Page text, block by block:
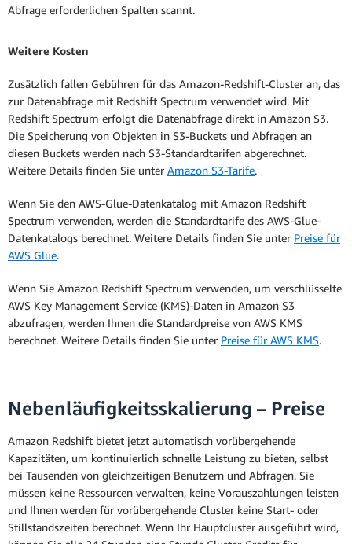
Abfrage erforderlichen Spalten scannt.
Weitere Kosten
Zusätzlich fallen Gebühren für das Amazon-Redshift-Cluster an, das
zur Datenabfrage mit Redshift Spectrum verwendet wird. Mit
Redshift Spectrum erfolgt die Datenabfrage direkt in Amazon S3.
Die Speicherung von Objekten in S3-Buckets und Abfragen an
diesen Buckets werden nach S3-Standardtarifen abgerechnet.
Weitere Details finden Sie unter Amazon S3-Tarife.
Wenn Sie den AWS-Glue-Datenkatalog mit Amazon Redshift
Spectrum verwenden, werden die Standardtarife des AWS-Glue-
Datenkatalogs berechnet. Weitere Details finden Sie unter Preise für
AWS Glue.
Wenn Sie Amazon Redshift Spectrum verwenden, um verschlüsselte
AWS Key Management Service (KMS)-Daten in Amazon S3
abzufragen, werden Ihnen die Standardpreise von AWS KMS
berechnet. Weitere Details finden Sie unter Preise für AWS KMS.
Nebenläufigkeitsskalierung – Preise
Amazon Redshift bietet jetzt automatisch vorübergehende
Kapazitäten, um kontinuierlich schnelle Leistung zu bieten, selbst
bei Tausenden von gleichzeitigen Benutzern und Abfragen. Sie
müssen keine Ressourcen verwalten, keine Vorauszahlungen leisten
und Ihnen werden für vorübergehende Cluster keine Start- oder
Stillstandszeiten berechnet. Wenn Ihr Hauptcluster ausgeführt wird,